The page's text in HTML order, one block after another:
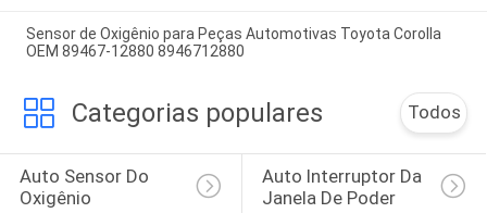
Sensor de Oxigênio para Peças Automotivas Toyota Corolla
OEM 89467-12880 8946712880
Categorias populares Todos
Auto Sensor Do
Oxigênio
Auto Interruptor Da
Janela De Poder